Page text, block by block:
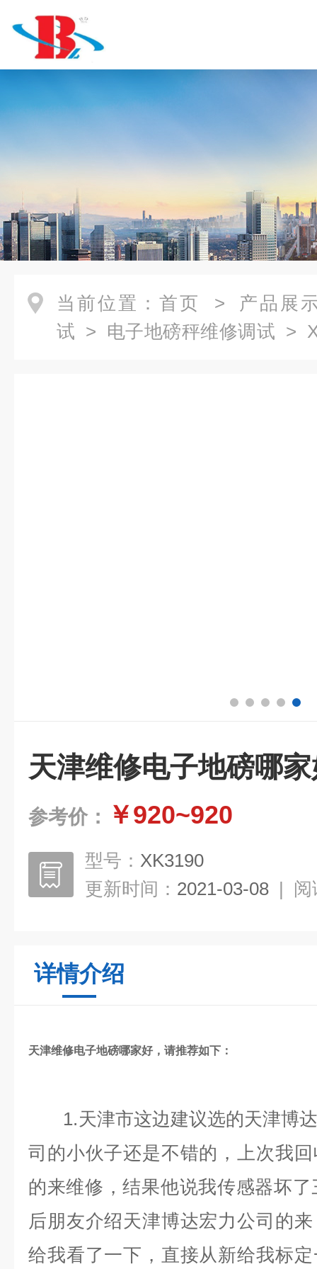
当前位置： 首页 > 产品展
试 > 电子地磅秤维修调试 >
天津维修电子地磅哪
参考价： ￥920~920
型号： XK3190
更新时间： 2021-03-08 | 阅
详情介绍
天津维修电子地磅哪家好，请推荐如下：
1.天津市这边建议选的天津博达
司的小伙子还是不错的，上次我
的来维修，结果他说我传感器坏
后朋友介绍天津博达宏力公司的
给我看了一下，直接从新给我标